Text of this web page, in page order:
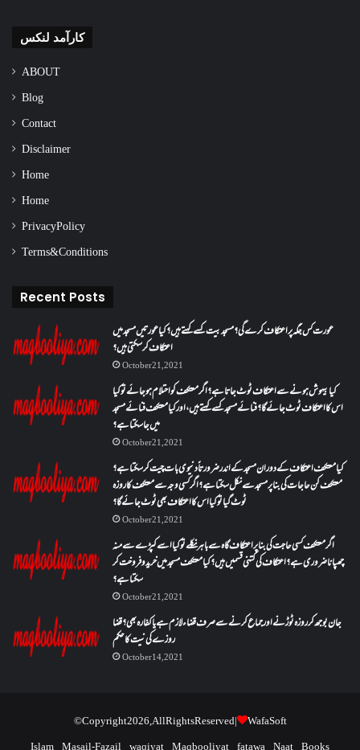
کارآمد لنکس
ABOUT
Blog
Contact
Disclaimer
Home
Home
Privacy Policy
Terms & Conditions
Recent Posts
عورت کس جگہ پر اعتکاف کرے گی؟مسجد بیت کسے کہتے ہیں؟کیا عورتیں مسجد میں
اعتکاف کر سکتی ہیں؟
October 21, 2021
کیا بیہوش ہونے سے اعتکاف ٹوٹ جاتا ہے؟ اگر معتکف کو احتلام ہو جائے تو کیا
اس کا اعتکاف ٹوٹ جائے گا؟فنائے مسجد کسے کہتے ہیں ، اور کیا معتکف فنائے مسجد
میں جا سکتا ہے؟
October 21, 2021
کیا معتکف اعتکاف کے دوران مسجد کے اندر ضرورتاً دنیوی بات چیت کر سکتا ہے؟
معتکف کن حاجات کی بنا پر مسجد سے نکل سکتا ہے؟ اگر کسی وجہ سے معتکف کا روزہ
ٹوٹ گیا تو کیا اس کا اعتکاف بھی ٹوٹ جائے گا؟
October 21, 2021
اگر معتکف کسی حاجت کی بنا پر اعتکاف گاہ سے باہر نکلے تو کیا اسے کپڑے سے منہ
چھپانا ضروری ہے؟اعتکاف کی کتنی قسمیں ہیں؟کیا معتکف مسجد میں خرید و فروخت کر
سکتا ہے؟
October 21, 2021
جان بوجھ کر روزہ ٹوڑنے اور جماع کرنے سے صرف قضاء لازم ہے یا کفارہ بھی؟ قضا
روزے کی نیت کا حکم
October 14, 2021
© Copyright 2026, All Rights Reserved |
WafaSoft